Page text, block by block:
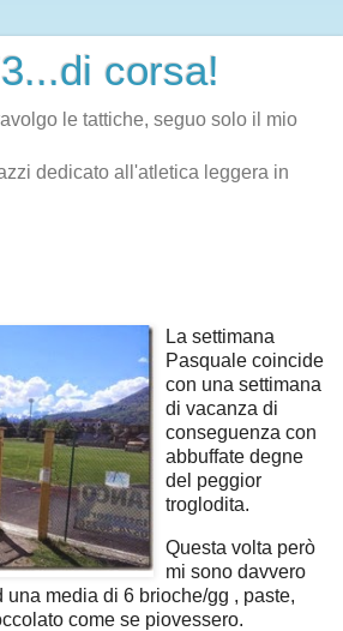
corsa!
le tattiche, seguo solo il mio
dedicato all'atletica leggera in
La settimana
Pasquale coincide
con una settimana
di vacanza di
conseguenza con
abbuffate degne
del peggior
troglodita.
Questa volta però
mi sono davvero
una media di 6 brioche/gg , paste,
come se piovessero.